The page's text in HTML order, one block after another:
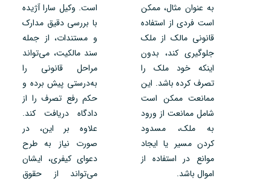
به عنوان مثال، ممکن
است فردی از استفاده
قانونی مالک از ملک
جلوگیری کند، بدون
اینکه خود ملک را
تصرف کرده باشد. این
ممانعت ممکن است
شامل ممانعت از ورود
به ملک، مسدود
کردن مسیر یا ایجاد
موانع در استفاده از
اموال باشد.
است. وکیل سارا آژیده
با بررسی دقیق مدارک
و مستندات، از جمله
سند مالکیت، می‌تواند
مراحل قانونی را
به‌درستی پیش برده و
حکم رفع تصرف را از
دادگاه دریافت کند.
علاوه بر این، در
صورت نیاز به طرح
دعوای کیفری، ایشان
می‌تواند از حقوق